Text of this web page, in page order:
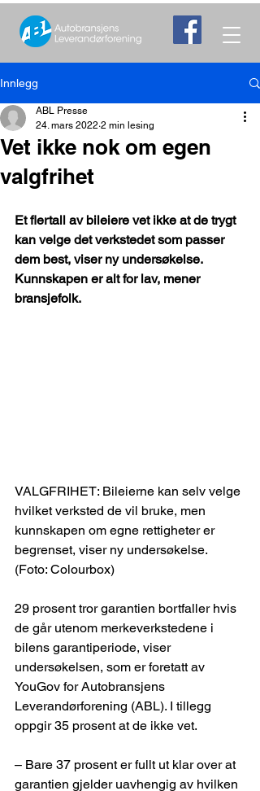
Innlegg
Vet ikke nok om egen
valgfrihet
ABL Presse
24. mars 2022 2 min lesing
Et flertall av bileiere vet ikke at de trygt
kan velge det verkstedet som passer
dem best, viser ny undersøkelse.
Kunnskapen er alt for lav, mener
bransjefolk.
VALGFRIHET: Bileierne kan selv velge
hvilket verksted de vil bruke, men
kunnskapen om egne rettigheter er
begrenset, viser ny undersøkelse.
(Foto: Colourbox)
29 prosent tror garantien bortfaller hvis
de går utenom merkeverkstedene i
bilens garantiperiode, viser
undersøkelsen, som er foretatt av
YouGov for Autobransjens
Leverandørforening (ABL). I tillegg
oppgir 35 prosent at de ikke vet.
– Bare 37 prosent er fullt ut klar over at
garantien gjelder uavhengig av hvilken